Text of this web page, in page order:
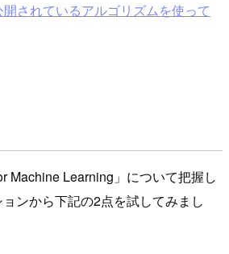
されているアルゴリズムを使って
Machine Learning」について把握し
ンから下記の2点を試してみまし